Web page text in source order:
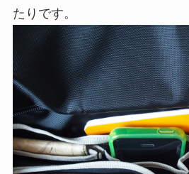
たりです。